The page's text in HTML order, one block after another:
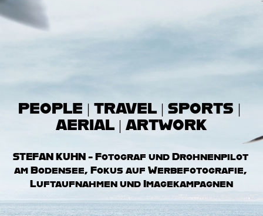
PEOPLE | TRAVEL | SPORTS |
AERIAL | ARTWORK
STEFAN KUHN - Fotograf und Drohnenpilot
am Bodensee, Fokus auf Werbefotografie,
Luftaufnahmen und Imagekampagnen